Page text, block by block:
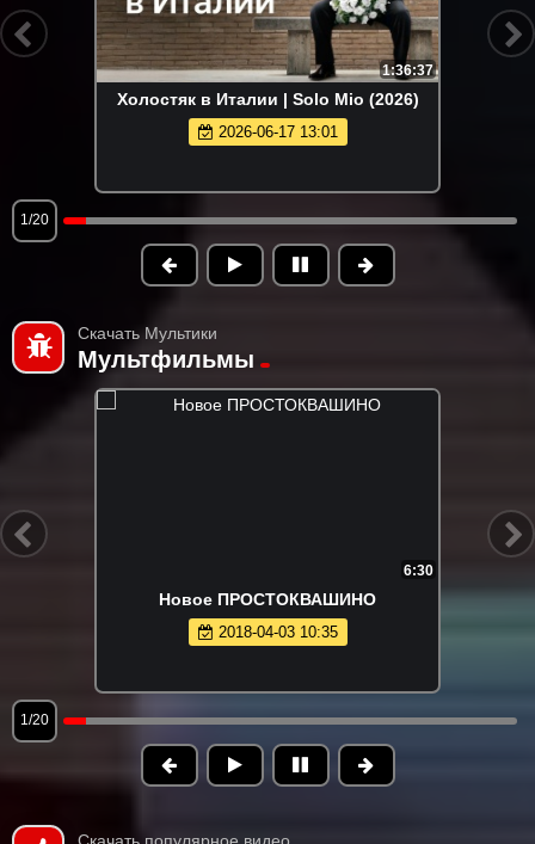
1:36:37
Холостяк в Италии | Solo Mio (2026)
2026-06-17 13:01
1/20
Скачать Мультики
Мультфильмы
6:30
Новое ПРОСТОКВАШИНО
2018-04-03 10:35
1/20
Скачать популярное видео